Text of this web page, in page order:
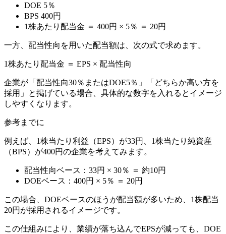
DOE 5％
BPS 400円
1株あたり配当金 ＝ 400円 × 5％ ＝ 20円
一方、配当性向を用いた配当額は、次の式で求めます。
1株あたり配当金 ＝ EPS × 配当性向
企業が 「配当性向30％またはDOE5％」「どちらか高い方を
採用」
と掲げている場合、具体的な数字を入れるとイメージ
しやすくなります。
参考までに
例えば、1株当たり利益（EPS）が33円、1株当たり純資産
（BPS）が400円の企業を考えてみます。
配当性向ベース：33円 × 30％ ＝ 約10円
DOEベース：400円 × 5％ ＝ 20円
この場合、DOEベースのほうが配当額が多いため、 1株配当
20円が採用されるイメージです。
この仕組みにより、業績が落ち込んでEPSが減っても、DOE